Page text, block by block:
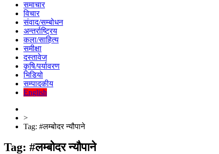
समाचार
विचार
संवाद/सम्बोधन
अन्तर्राष्ट्रिय
कला/साहित्य
समीक्षा
दस्तावेज
कृषि/पर्यावरण
भिडियो
सम्पादकीय
English
>
Tag: #लम्बोदर न्यौपाने
Tag: #लम्बोदर न्यौपाने